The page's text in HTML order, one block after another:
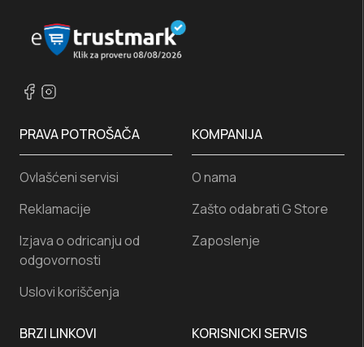
KORISNICKI SERVIS
PRAVA POTROŠAČA
Ovlašćeni servisi
Reklamacije
Izjava o odricanju od
odgovornosti
Uslovi koriščenja
KOMPANIJA
O nama
Zašto odabrati G Store
Zaposlenje
BRZI LINKOVI